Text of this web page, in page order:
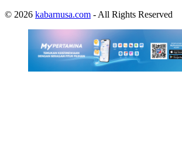
© 2026 kabarnusa.com - All Rights Reserved